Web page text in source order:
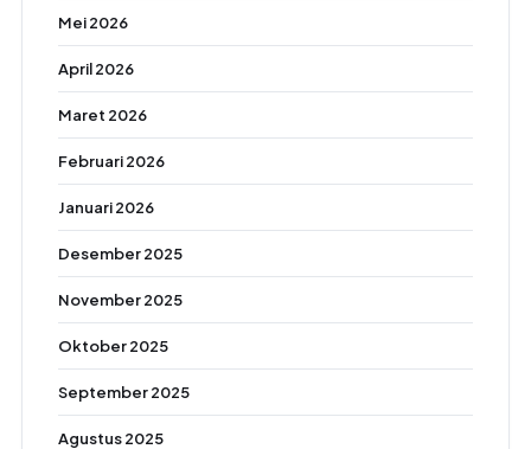
Mei 2026
April 2026
Maret 2026
Februari 2026
Januari 2026
Desember 2025
November 2025
Oktober 2025
September 2025
Agustus 2025